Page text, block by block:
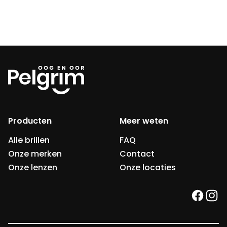
Producten
Alle brillen
Onze merken
Onze lenzen
Meer weten
FAQ
Contact
Onze locaties